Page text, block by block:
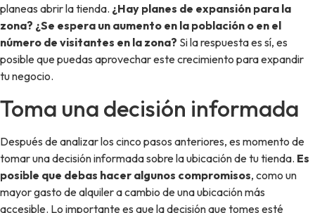
planeas abrir la tienda. ¿Hay planes de expansión para la
zona? ¿Se espera un aumento en la población o en el
número de visitantes en la zona? Si la respuesta es sí, es
posible que puedas aprovechar este crecimiento para expandir
tu negocio.
Toma una decisión informada
Después de analizar los cinco pasos anteriores, es momento de
tomar una decisión informada sobre la ubicación de tu tienda. Es
posible que debas hacer algunos compromisos, como un
mayor gasto de alquiler a cambio de una ubicación más
accesible. Lo importante es que la decisión que tomes esté